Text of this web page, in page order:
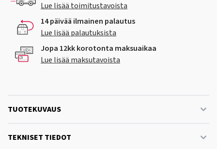
Lue lisää toimitustavoista
14 päivää ilmainen palautus
Lue lisää palautuksista
Jopa 12kk korotonta maksuaikaa
Lue lisää maksutavoista
TUOTEKUVAUS
TEKNISET TIEDOT